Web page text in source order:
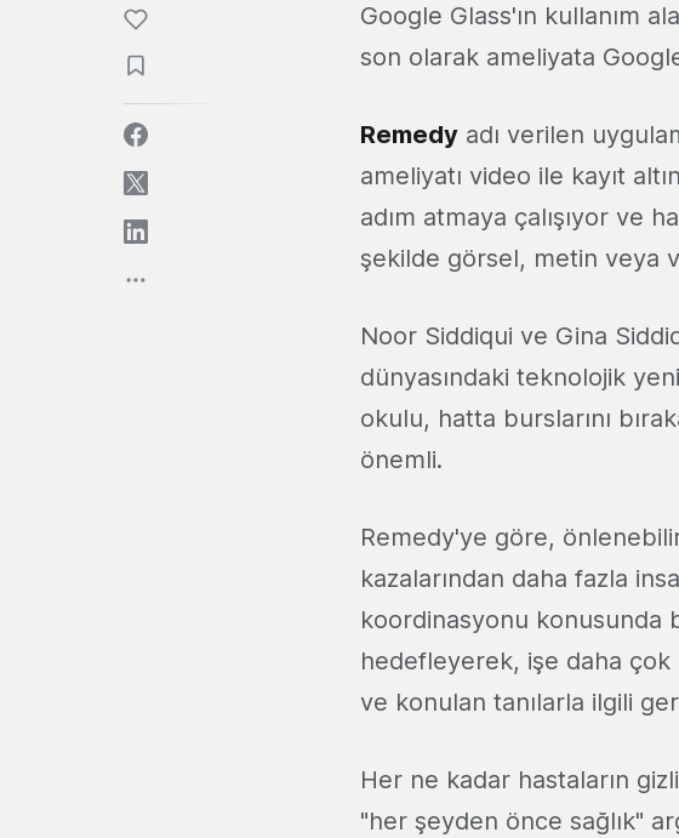
Google Glass'ın kullanım
son olarak ameliyata
Remedy adı verilen
ameliyatı video ile kayıt
adım atmaya çalışıyor ve
şekilde görsel, metin veya
Noor Siddiqui ve Gina
dünyasındaki teknolojik
okulu, hatta burslarını
önemli.
Remedy'ye göre,
kazalarından daha fazla
koordinasyonu konusunda
hedefleyerek, işe daha çok
ve konulan tanılarla ilgili
Her ne kadar hastaların
"her şeyden önce sağlık"